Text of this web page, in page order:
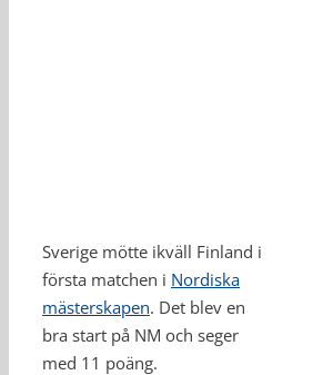
Sverige mötte ikväll Finland i
första matchen i Nordiska
mästerskapen. Det blev en
bra start på NM och seger
med 11 poäng.